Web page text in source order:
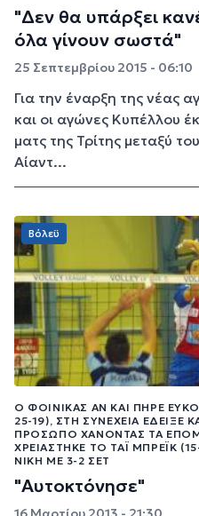
"Δεν θα υπάρξει
όλα γίνουν σωστά"
25 Σεπτεμβρίου 2015 - 06:10
Για την έναρξη της νέας
και οι αγώνες Κυπέλλου
ματς της Τρίτης μεταξύ
Αίαντ...
Βόλεϋ
Ο ΦΟΊΝΙΚΑΣ ΑΝ ΚΑΙ ΠΉΡΕ
25-19), ΣΤΗ ΣΥΝΈΧΕΙΑ ΈΔΕΙΞΕ
ΠΡΌΣΩΠΟ ΧΆΝΟΝΤΑΣ ΤΑ
ΧΡΕΙΆΣΤΗΚΕ ΤΟ ΤΆΙ ΜΠΡΈΙΚ
ΝΊΚΗ ΜΕ 3-2 ΣΕΤ
"Αυτοκτόνησε"